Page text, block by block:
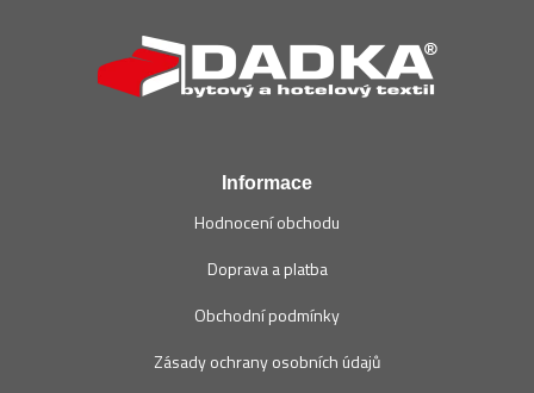
Informace
Hodnocení obchodu
Doprava a platba
Obchodní podmínky
Zásady ochrany osobních údajů